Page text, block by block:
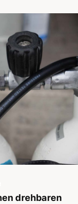
drehbaren